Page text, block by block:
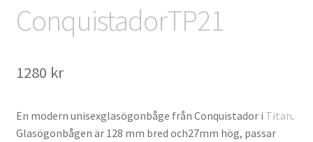
ConquistadorTP21
1280 kr
En modern unisexglasögonbåge från Conquistador i Titan.
Glasögonbågen är 128 mm bred och27mm hög, passar